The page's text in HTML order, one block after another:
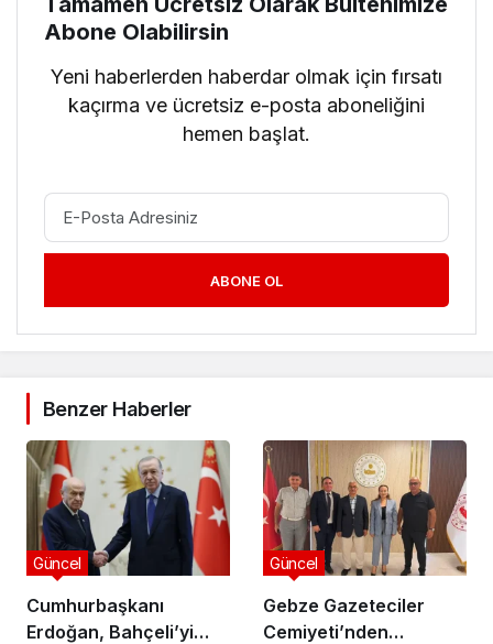
Abone Olabilirsin
Yeni haberlerden haberdar olmak için fırsatı
kaçırma ve ücretsiz e-posta aboneliğini
hemen başlat.
ABONE OL
Benzer Haberler
Cumhurbaşkanı
Erdoğan, Bahçeli’yi
Güncel
Gebze Gazeteciler
Cemiyeti’nden
Güncel